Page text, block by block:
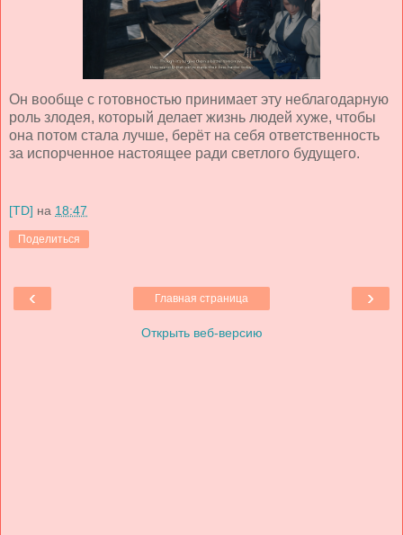
Он вообще с готовностью принимает эту неблагодарную
роль злодея, который делает жизнь людей хуже, чтобы
она потом стала лучше, берёт на себя ответственность
за испорченное настоящее ради светлого будущего.
[TD] на 18:47
Поделиться
‹ ›
Главная страница
Открыть веб-версию